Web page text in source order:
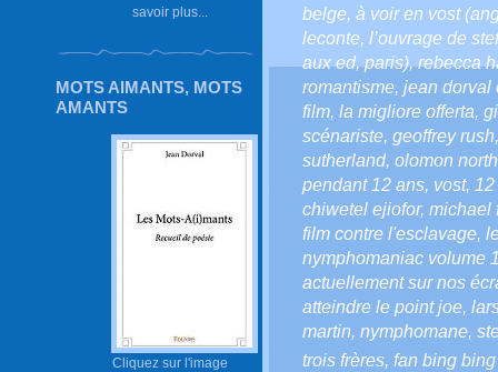
savoir plus...
MOTS AIMANTS, MOTS
AMANTS
Cliquez sur l'image
belge, à voir en vost
leconte, l’ouvrage de
aux ed,paris),rebecca
romantisme, jean dorval
film, la migliore offerta,
scénariste, geoffrey rush
sutherland, olomon
pendant 12 ans, vost,
chiwetel ejiofor, michael
film contre l'esclavage,
nymphomaniac volume
actuellement sur nos
atteindre le point joe,
martin, nymphomane,
trois frères, fan bing bing